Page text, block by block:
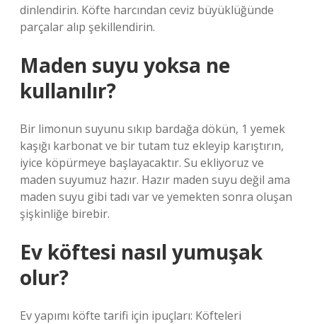
dinlendirin. Köfte harcından ceviz büyüklüğünde
parçalar alıp şekillendirin.
Maden suyu yoksa ne
kullanılır?
Bir limonun suyunu sıkıp bardağa dökün, 1 yemek
kaşığı karbonat ve bir tutam tuz ekleyip karıştırın,
iyice köpürmeye başlayacaktır. Su ekliyoruz ve
maden suyumuz hazır. Hazır maden suyu değil ama
maden suyu gibi tadı var ve yemekten sonra oluşan
şişkinliğe birebir.
Ev köftesi nasıl yumuşak
olur?
Ev yapımı köfte tarifi için ipuçları: Köfteleri